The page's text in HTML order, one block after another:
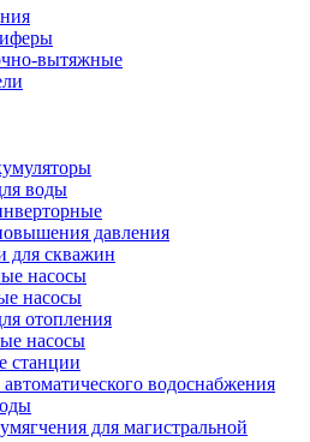
вытяжные
воды
давления
для скважин
насосы
насосы
отопления
насосы
станции
водоснабжения
для магистральной